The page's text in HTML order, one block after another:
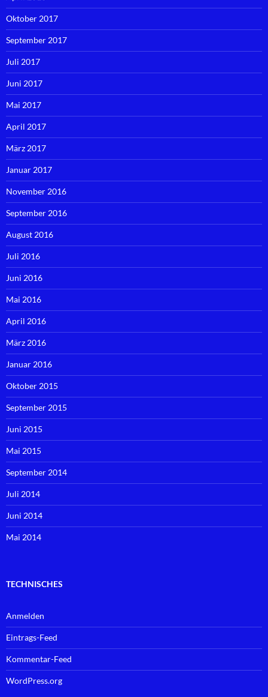
Oktober 2017
September 2017
Juli 2017
Juni 2017
Mai 2017
April 2017
März 2017
Januar 2017
November 2016
September 2016
August 2016
Juli 2016
Juni 2016
Mai 2016
April 2016
März 2016
Januar 2016
Oktober 2015
September 2015
Juni 2015
Mai 2015
September 2014
Juli 2014
Juni 2014
Mai 2014
TECHNISCHES
Anmelden
Eintrags-Feed
Kommentar-Feed
WordPress.org